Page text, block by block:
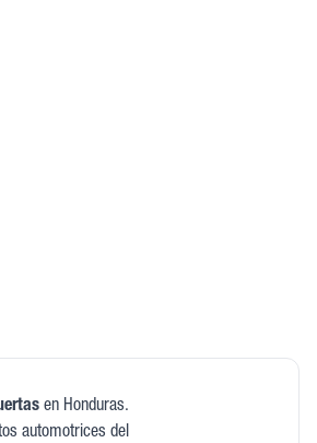
en Honduras.
automotrices del